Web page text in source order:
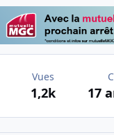
Vues
1,2k 17